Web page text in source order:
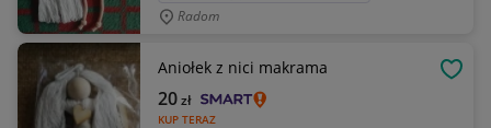
Radom
Aniołek z nici makrama
KUP TERAZ
20zł